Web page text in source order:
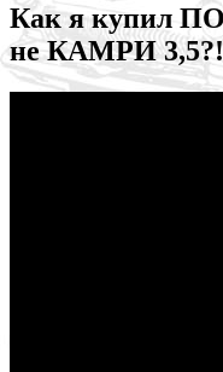
Как я купил
не КАМРИ 3,5?!